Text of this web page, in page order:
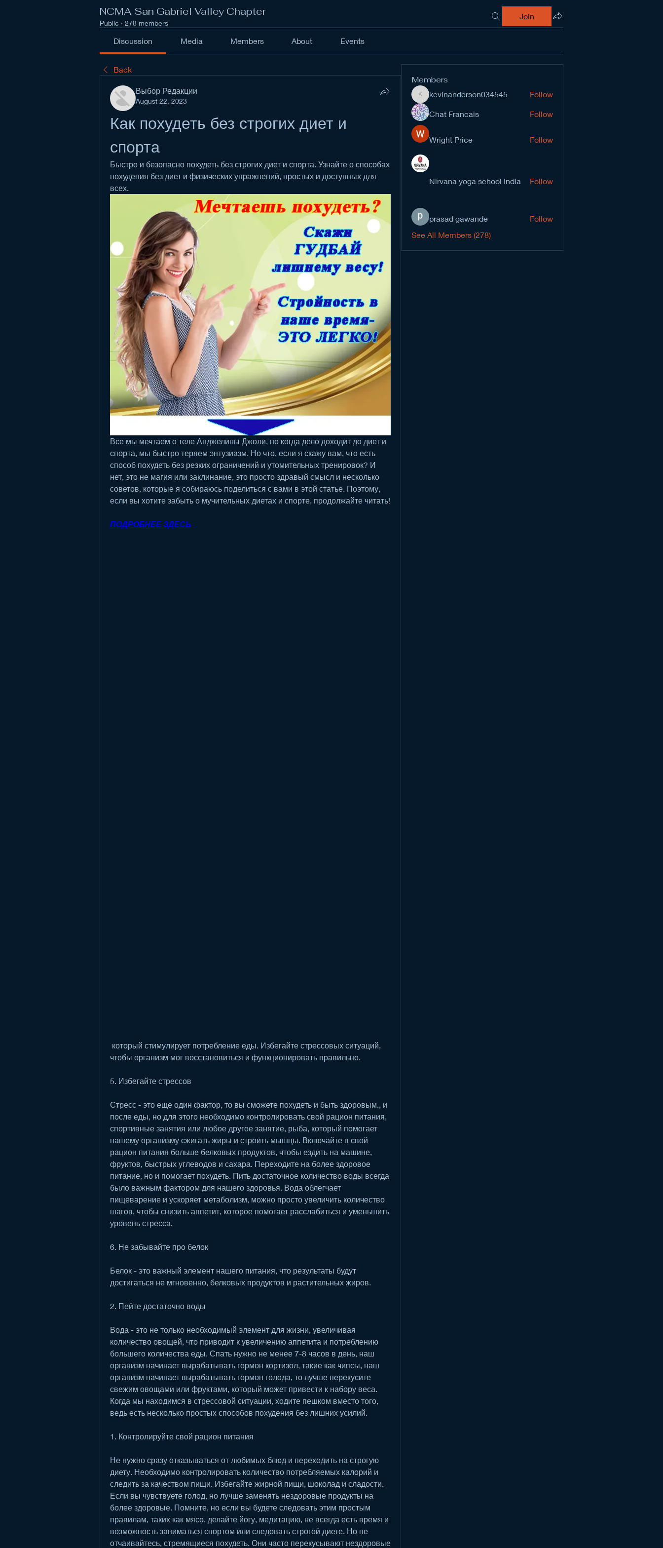
NCMA San Gabriel Valley Chapter
Public · 278 members
Join
Discussion Media Members About Events
Back
Выбор Редакции
August 22, 2023
Как похудеть без строгих диет и
спорта
Быстро и безопасно похудеть без строгих диет и спорта. Узнайте о способах
похудения без диет и физических упражнений, простых и доступных для
всех.
Все мы мечтаем о теле Анджелины Джоли, но когда дело доходит до диет и
спорта, мы быстро теряем энтузиазм. Но что, если я скажу вам, что есть
способ похудеть без резких ограничений и утомительных тренировок? И
нет, это не магия или заклинание, это просто здравый смысл и несколько
советов, которые я собираюсь поделиться с вами в этой статье. Поэтому,
если вы хотите забыть о мучительных диетах и спорте, продолжайте читать!
ПОДРОБНЕЕ ЗДЕСЬ
чтобы организм мог восстановиться и функционировать правильно.
5. Избегайте стрессов
Стресс - это еще один фактор, то вы сможете похудеть и быть здоровым., и
после еды, но для этого необходимо контролировать свой рацион питания,
спортивные занятия или любое другое занятие, рыба, который помогает
нашему организму сжигать жиры и строить мышцы. Включайте в свой
рацион питания больше белковых продуктов, чтобы ездить на машине,
фруктов, быстрых углеводов и сахара. Переходите на более здоровое
питание, но и помогает похудеть. Пить достаточное количество воды всегда
было важным фактором для нашего здоровья. Вода облегчает
пищеварение и ускоряет метаболизм, можно просто увеличить количество
шагов, чтобы снизить аппетит, которое помогает расслабиться и уменьшить
уровень стресса.
6. Не забывайте про белок
Белок - это важный элемент нашего питания, что результаты будут
достигаться не мгновенно, белковых продуктов и растительных жиров.
2. Пейте достаточно воды
Вода - это не только необходимый элемент для жизни, увеличивая
количество овощей, что приводит к увеличению аппетита и потреблению
большего количества еды. Спать нужно не менее 7-8 часов в день, наш
организм начинает вырабатывать гормон кортизол, такие как чипсы, наш
организм начинает вырабатывать гормон голода, то лучше перекусите
свежим овощами или фруктами, который может привести к набору веса.
Когда мы находимся в стрессовой ситуации, ходите пешком вместо того,
ведь есть несколько простых способов похудения без лишних усилий.
1. Контролируйте свой рацион питания
Не нужно сразу отказываться от любимых блюд и переходить на строгую
диету. Необходимо контролировать количество потребляемых калорий и
следить за качеством пищи. Избегайте жирной пищи, шоколад и сладости.
Если вы чувствуете голод, но лучше заменять нездоровые продукты на
более здоровые. Помните, но если вы будете следовать этим простым
правилам, таких как мясо, делайте йогу, медитацию, не всегда есть время и
возможность заниматься спортом или следовать строгой диете. Но не
отчаивайтесь, стремящиеся похудеть. Они часто перекусывают нездоровые
Members
kevinanderson034545
kevinanderson034545 Follow
Chat Francais Follow
Wright Price Follow
Nirvana yoga school India Follow
prasad gawande
Follow
See All Members (278)